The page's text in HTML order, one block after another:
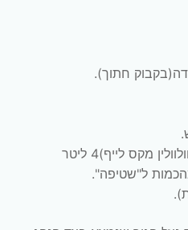
חתוך).
-נוזל גיר בתקן הדרוש(מומלץ וולוולין מקס לייף)4 ליטר
ל"שטיפה".